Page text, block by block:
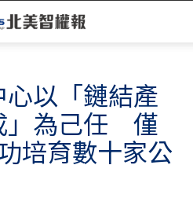
以「鏈結產
」為己任 僅
培育數十家公